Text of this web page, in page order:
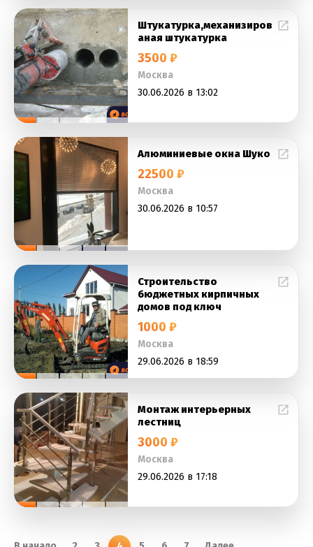
Штукатурка,механизиров
аная штукатурка
3500 ₽
Москва
30.06.2026 в 13:02
Алюминиевые окна Шуко
22500 ₽
Москва
30.06.2026 в 10:57
Строительство
бюджетных кирпичных
домов под ключ
1000 ₽
Москва
29.06.2026 в 18:59
Монтаж интерьерных
лестниц
3000 ₽
Москва
29.06.2026 в 17:18